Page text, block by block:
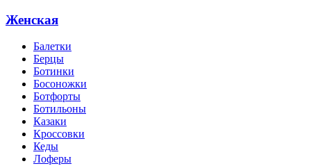
Женская
Балетки
Берцы
Ботинки
Босоножки
Ботфорты
Ботильоны
Казаки
Кроссовки
Кеды
Лоферы